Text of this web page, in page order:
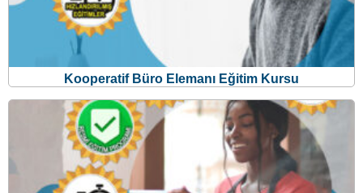
Kooperatif Büro Elemanı Eğitim Kursu